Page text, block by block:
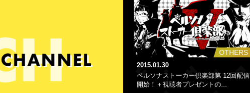
OTHERS
2015.01.30
ペルソナストーカー倶楽部第 12回配信
開始！＋視聴者プレゼントの...